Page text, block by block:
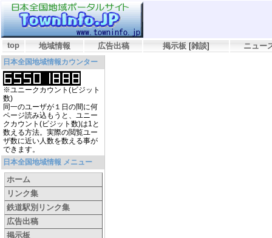
top 地域情報 広告出稿 掲示板 [雑談] ニュー
日本全国地域情報カウンター
※ユニークカウント(ビジット
数)
同一のユーザが１日の間に何
ページ読み込もうと、ユニー
クカウント(ビジット数)は1と
数える方法。実際の閲覧ユー
ザ数に近い人数を数える事が
できます。
日本全国地域情報 メニュー
ホーム
リンク集
鉄道駅別リンク集
広告出稿
掲示板